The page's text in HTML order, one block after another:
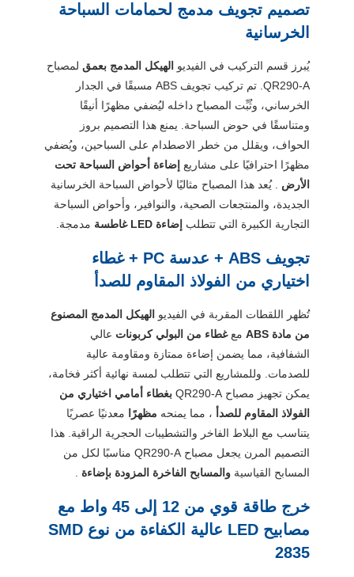
تصميم تجويف مدمج لحمامات السباحة
الخرسانية
يُبرز قسم التركيب في الفيديو الهيكل المدمج بعمق لمصباح
QR290-A. تم تركيب تجويف ABS مسبقًا في الجدار
الخرساني، وثُبِّت المصباح داخله ليُضفي مظهرًا أنيقًا
ومتناسقًا في حوض السباحة. يمنع هذا التصميم بروز
الحواف، ويقلل من خطر الاصطدام على السباحين، ويُضفي
مظهرًا احترافيًا على مشاريع إضاءة أحواض السباحة تحت
الأرض . يُعد هذا المصباح مثاليًا لأحواض السباحة الخرسانية
الجديدة، والمنتجعات الصحية، والنوافير، وأحواض السباحة
التجارية الكبيرة التي تتطلب إضاءة LED غاطسة مدمجة.
تجويف ABS + عدسة PC + غطاء
اختياري من الفولاذ المقاوم للصدأ
تُظهر اللقطات المقربة في الفيديو الهيكل المدمج المصنوع
من مادة ABS
معغطاء من البولي كربونات عالي
الشفافية، مما يضمن إضاءة ممتازة ومقاومة عالية
للصدمات. وللمشاريع التي تتطلب لمسة نهائية أكثر فخامة،
يمكن تجهيز مصباح QR290-A
بغطاء أمامي اختياري من
الفولاذ المقاوم للصدأ ، مما يمنحه مظهرًا
معدنيًا عصريًا
يتناسب مع البلاط الفاخر والتشطيبات الحجرية الراقية. هذا
التصميم المرن يجعل مصباح QR290-A مناسبًا لكل من
المسابح القياسية والمسابح الفاخرة المزودة بإضاءة
خرج طاقة قوي من 12 إلى 45 واط مع
مصابيح LED عالية الكفاءة من نوع SMD
2835